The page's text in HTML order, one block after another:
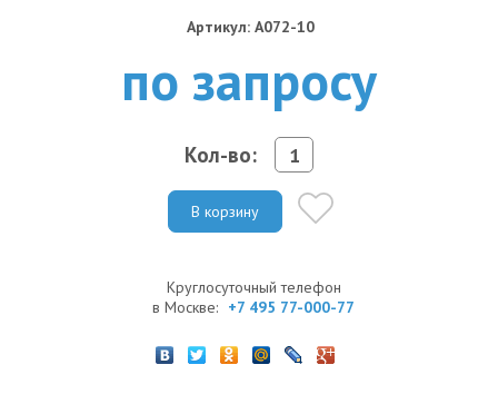
Артикул: A072-10
по запросу
Кол-во:
В корзину
Круглосуточный телефон
в Москве: +7 495 77-000-77